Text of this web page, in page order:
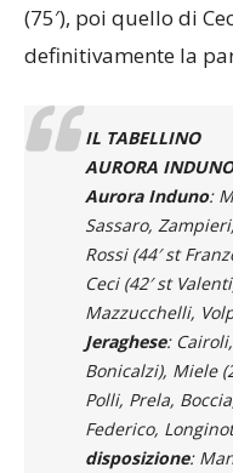
(75′), poi quello di
definitivamente la
IL TABELLINO
AURORA
Aurora Induno:
Sassaro,
Rossi (44′ st
Ceci (42′ st
Mazzucchelli,
Jeraghese:
Bonicalzi), Miele
Polli, Prela,
Federico,
disposizione: